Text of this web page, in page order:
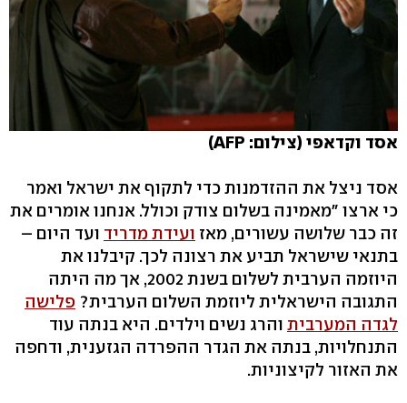
אסד וקדאפי (צילום: AFP)
אסד ניצל את ההזדמנות כדי לתקוף את ישראל ואמר
כי ארצו "מאמינה בשלום צודק וכולל. אנחנו אומרים את
זה כבר שלושה עשורים, מאז ועידת מדריד ועד היום –
בתנאי שישראל תביע את רצונה לכך. קיבלנו את
היוזמה הערבית לשלום בשנת 2002, אך מה היתה
התגובה הישראלית ליוזמת השלום הערבית? פלישה
לגדה המערבית והרג נשים וילדים. היא בנתה עוד
התנחלויות, בנתה את הגדר ההפרדה הגזענית, ודחפה
את האזור לקיצוניות.